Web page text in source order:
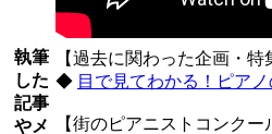
執筆
した
記事
やメ
【過去に関わった企画・特
◆ 目で見てわかる！ピア
【街のピアニストコンクー